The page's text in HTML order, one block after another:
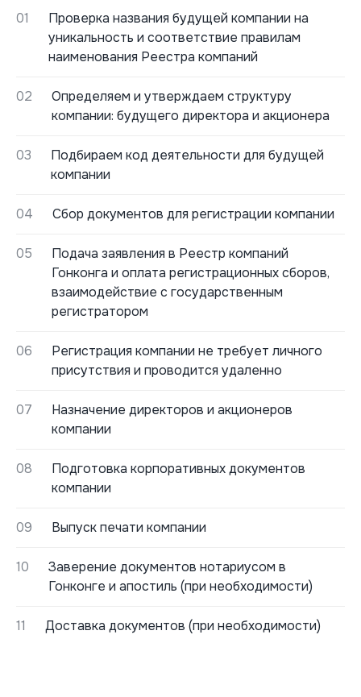
01
Проверка названия будущей компании на
уникальность и соответствие правилам
наименования Реестра компаний
02
Определяем и утверждаем структуру
компании: будущего директора и акционера
03
Подбираем код деятельности для будущей
компании
04 Сбор документов для регистрации компании
05
Подача заявления в Реестр компаний
Гонконга и оплата регистрационных сборов,
взаимодействие с государственным
регистратором
06
Регистрация компании не требует личного
присутствия и проводится удаленно
07
Назначение директоров и акционеров
компании
08
Подготовка корпоративных документов
компании
09 Выпуск печати компании
10
Заверение документов нотариусом в
Гонконге и апостиль (при необходимости)
11 Доставка документов (при необходимости)